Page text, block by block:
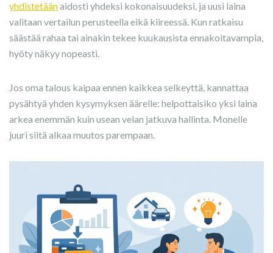
yhdistetäänaidosti yhdeksi kokonaisuudeksi, ja uusi laina
valitaan vertailun perusteella eikä kiireessä. Kun ratkaisu
säästää rahaa tai ainakin tekee kuukausista ennakoitavampia,
hyöty näkyy nopeasti.
Jos oma talous kaipaa ennen kaikkea selkeyttä, kannattaa
pysähtyä yhden kysymyksen äärelle: helpottaisiko yksi laina
arkea enemmän kuin usean velan jatkuva hallinta. Monelle
juuri siitä alkaa muutos parempaan.